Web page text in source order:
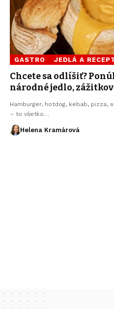
GASTRO JEDLÁ A
Chcete sa odlíšiť?
národné jedlo,
Hamburger, hotdog, kebab, pizza,
– to všetko…
Helena Kramárová